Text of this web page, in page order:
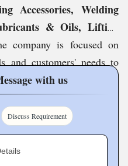
Accessories, Welding
& Oils, Lifting
company is focused on
and customers' needs to
solution for a range of
a right source for quality
effectiveness and reliable
is committed to
delivery of orders
with us
Discuss Requirement